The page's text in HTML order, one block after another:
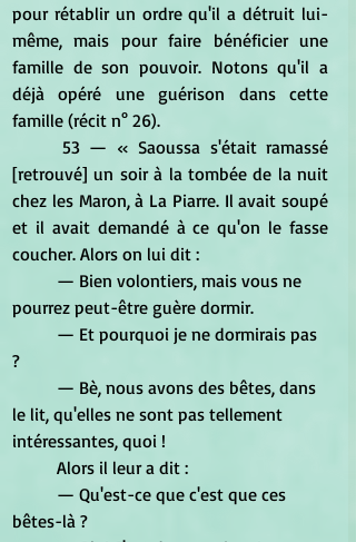
pour rétablir un ordre qu'il a détruit lui-
même, mais pour faire bénéficier une
famille de son pouvoir. Notons qu'il a
déjà opéré une guérison dans cette
famille (récit n° 26).
[retrouvé] un soir à la tombée de la nuit
chez les Maron, à La Piarre. Il avait soupé
et il avait demandé à ce qu'on le fasse
coucher. Alors on lui dit :
pourrez peut-être guère dormir.
?
le lit, qu'elles ne sont pas tellement
intéressantes, quoi !
	Alors il leur a dit :
bêtes-là ?